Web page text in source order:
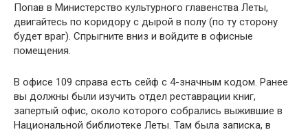
Попав в Министерство культурного главенства Леты,
двигайтесь по коридору с дырой в полу (по ту сторону
будет враг). Спрыгните вниз и войдите в офисные
помещения.
В офисе 109 справа есть сейф с 4-значным кодом. Ранее
вы должны были изучить отдел реставрации книг,
запертый офис, около которого собрались выжившие в
Национальной библиотеке Леты. Там была записка, в